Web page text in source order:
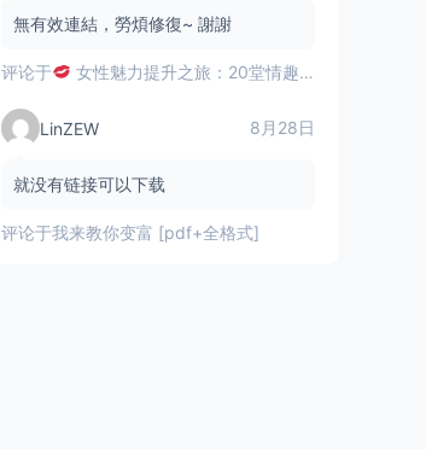
無有效連結，勞煩修復~ 謝謝
评论于 女性魅力提升之旅：20堂情趣指南课揭秘
LinZEW 8月28日
就没有链接可以下载
评论于我来教你变富 [pdf+全格式]